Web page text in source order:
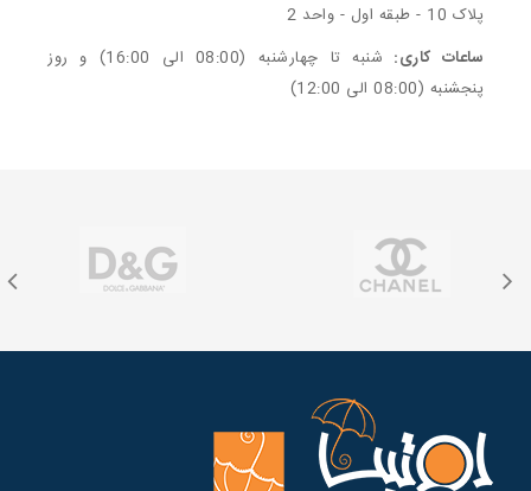
پلاک 10 - طبقه اول - واحد 2
ساعات کاری:
شنبه تا چهارشنبه (08:00 الی 16:00) و روز
پنجشنبه (08:00 الی 12:00)